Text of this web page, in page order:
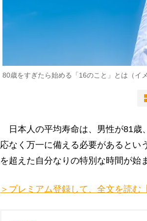
80歳をすぎたら始める「16のこと」とは（イメ
日本人の平均寿命は、男性が81歳
応なく万一に備える必要があるとい
を超えた自分なりの特別な時間が始
＞プレミアム登録して、全文を読む